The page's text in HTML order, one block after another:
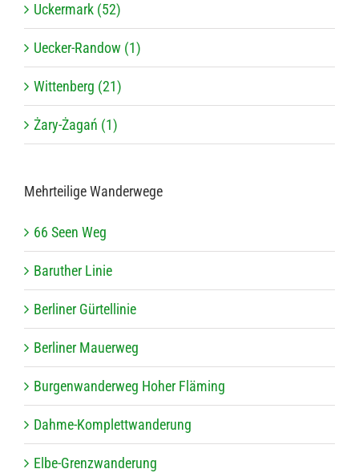
Uckermark (52)
Uecker-Randow (1)
Wittenberg (21)
Żary-Żagań (1)
Mehr­tei­lige Wanderwege
66 Seen Weg
Baru­ther Linie
Ber­li­ner Gürtellinie
Ber­li­ner Mauerweg
Bur­gen­wan­der­weg Hoher Fläming
Dahme-Kom­plett­wan­de­rung
Elbe-Grenz­wan­de­rung